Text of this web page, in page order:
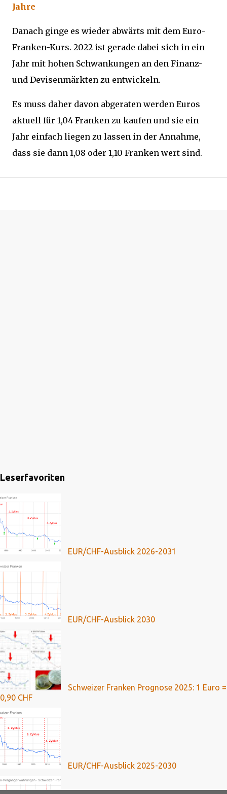
Jahre
Danach ginge es wieder abwärts mit dem Euro-
Franken-Kurs. 2022 ist gerade dabei sich in ein
Jahr mit hohen Schwankungen an den Finanz-
und Devisenmärkten zu entwickeln.
Es muss daher davon abgeraten werden Euros
aktuell für 1,04 Franken zu kaufen und sie ein
Jahr einfach liegen zu lassen in der Annahme,
dass sie dann 1,08 oder 1,10 Franken wert sind.
Leserfavoriten
EUR/CHF-Ausblick 2026-2031
EUR/CHF-Ausblick 2030
Schweizer Franken Prognose 2025: 1 Euro =
0,90 CHF
EUR/CHF-Ausblick 2025-2030